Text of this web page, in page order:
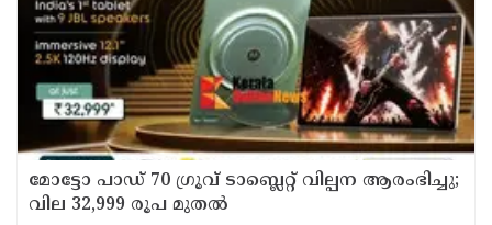
മോട്ടോ പാഡ് 70 ഗ്രൂവ് ടാബ്ലെറ്റ് വില്പന ആരംഭിച്ചു;
വില 32,999 രൂപ മുതൽ